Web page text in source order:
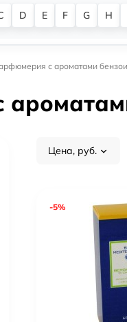
D E F G H
с ароматами
Цена, руб.
-5%